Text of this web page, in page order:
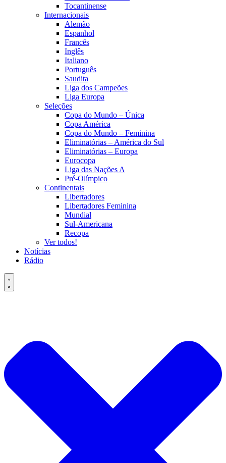
Tocantinense
Internacionais
Alemão
Espanhol
Francês
Inglês
Italiano
Português
Saudita
Liga dos Campeões
Liga Europa
Seleções
Copa do Mundo – Única
Copa América
Copa do Mundo – Feminina
Eliminatórias – América do Sul
Eliminatórias – Europa
Eurocopa
Liga das Nações A
Pré-Olímpico
Continentais
Libertadores
Libertadores Feminina
Mundial
Sul-Americana
Recopa
Ver todos!
Notícias
Rádio